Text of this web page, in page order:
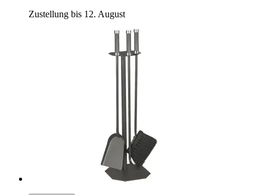
Zustellung bis 12. August